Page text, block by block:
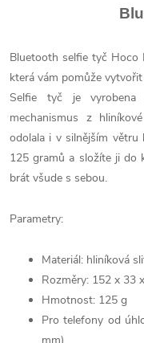
Bluetooth selfie tyč Hoco
která vám pomůže
Selfie tyč je
mechanismus z
odolala i v silnějším větru
125 gramů a složíte ji do
brát všude s sebou.
Parametry:
Materiál: hliníková
Rozměry: 152 x 33
Hmotnost: 125 g
Pro telefony od